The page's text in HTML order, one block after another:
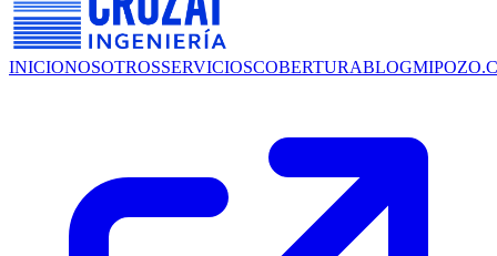
INICIONOSOTROSSERVICIOSCOBERTURABLOG